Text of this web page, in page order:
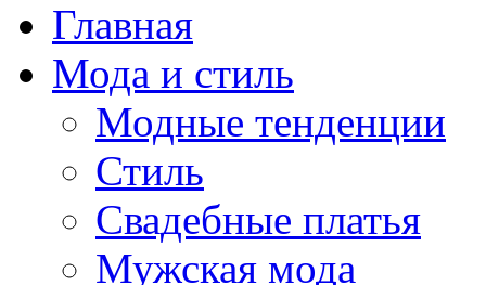
Главная
Мода и стиль
Модные тенденции
Стиль
Свадебные платья
Мужская мода